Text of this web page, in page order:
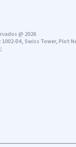
@ 2026
1002-D4, Swiss Tower, Plot